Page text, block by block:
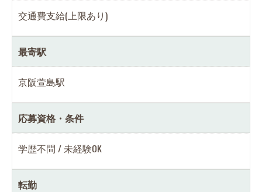
交通費支給(上限あり)
最寄駅
京阪萱島駅
応募資格・条件
学歴不問 / 未経験OK
転勤